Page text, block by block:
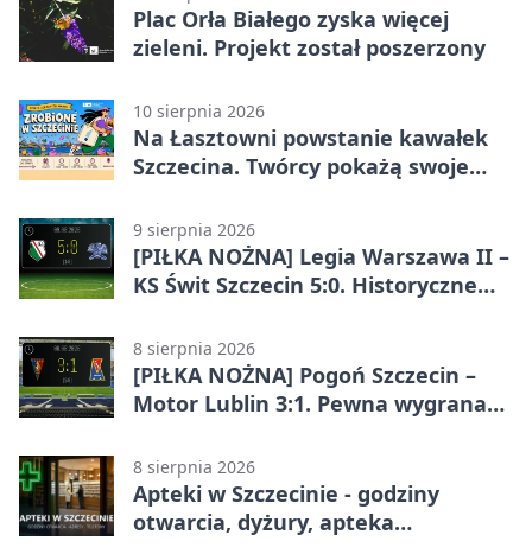
Plac Orła Białego zyska więcej
zieleni. Projekt został poszerzony
10 sierpnia 2026
Na Łasztowni powstanie kawałek
Szczecina. Twórcy pokażą swoje
9 sierpnia 2026
[PIŁKA NOŻNA] Legia Warszawa II –
KS Świt Szczecin 5:0. Historyczne
lidze
8 sierpnia 2026
[PIŁKA NOŻNA] Pogoń Szczecin –
Motor Lublin 3:1. Pewna wygrana
8 sierpnia 2026
Apteki w Szczecinie - godziny
otwarcia, dyżury, apteka